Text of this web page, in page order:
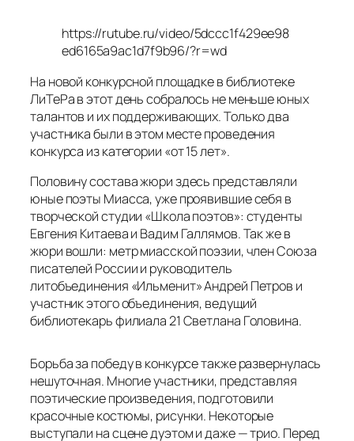
https://rutube.ru/video/5dccc1f429ee98
ed6165a9ac1d7f9b96/?r=wd
На новой конкурсной площадке в библиотеке
ЛиТеРа в этот день собралось не меньше юных
талантов и их поддерживающих. Только два
участника были в этом месте проведения
конкурса из категории «от 15 лет».
Половину состава жюри здесь представляли
юные поэты Миасса, уже проявившие себя в
творческой студии «Школа поэтов»: студенты
Евгения Китаева и Вадим Галлямов. Так же в
жюри вошли: метр миасской поэзии, член Союза
писателей России и руководитель
литобъединения «Ильменит» Андрей Петров и
участник этого объединения, ведущий
библиотекарь филиала 21 Светлана Головина.
Борьба за победу в конкурсе также развернулась
нешуточная. Многие участники, представляя
поэтические произведения, подготовили
красочные костюмы, рисунки. Некоторые
выступали на сцене дуэтом и даже — трио. Перед